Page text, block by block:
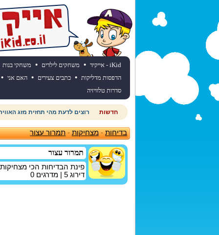
iKid - אייקיד • משחקים לילדים • משחקי בנות
הדפסות מדליקות • כתבים צעירים • האם אני •
סדרות טלוויזיה
חדשות רוצים לדעת מהי תחזית מזג
בדיחות-מצחיקות-תמרור עצור
תמרור עצור
פינת הבדיחות הכי
דירוג 5 | מדרגים 0